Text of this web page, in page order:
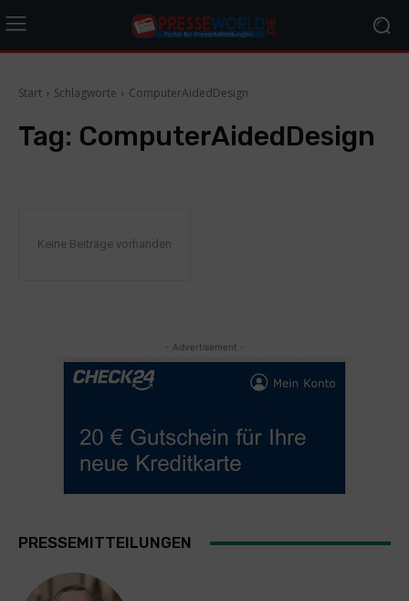
Start Schlagworte ComputerAidedDesign
Tag: ComputerAidedDesign
Keine Beiträge vorhanden
- Advertisement -
PRESSEMITTEILUNGEN